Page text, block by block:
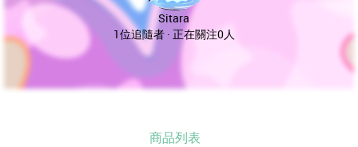
Sitara
1位追隨者 · 正在關注0人
商品列表